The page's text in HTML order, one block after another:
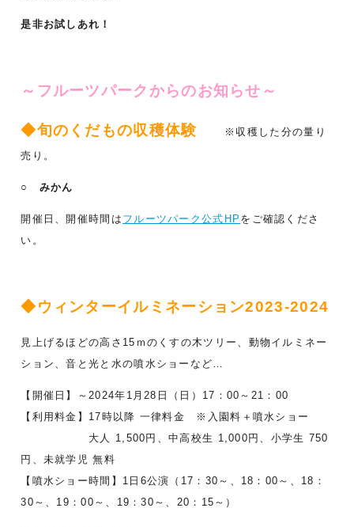
是非お試しあれ！
～フルーツパークからのお知らせ～
◆旬のくだもの収穫体験
※収穫した分の量り
売り。
○ みかん
開催日、開催時間は フルーツパーク公式HP をご確認くださ
い。
◆ウィンターイルミネーション2023-2024
見上げるほどの高さ15ｍのくすの木ツリー、動物イルミネー
ション、音と光と水の噴水ショーなど…
【開催日】～2024年1月28日（日）17：00～21：00
【利用料金】17時以降 一律料金 ※入園料＋噴水ショー
大人 1,500円、中高校生 1,000円、小学生 750
円、未就学児 無料
【噴水ショー時間】1日6公演（17：30～、18：00～、18：
30～、19：00～、19：30～、20：15～）